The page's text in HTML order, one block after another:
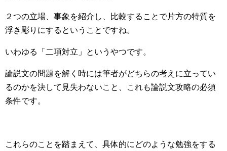
２つの立場、事象を紹介し、比較することで片方の特質を
浮き彫りにするということですね。
いわゆる「二項対立」というやつです。
論説文の問題を解く時には筆者がどちらの考えに立ってい
るのかを決して見失わないこと、これも論説文攻略の必須
条件です。
これらのことを踏まえて、具体的にどのような勉強をする